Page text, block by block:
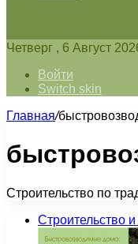
Четверг , 6 Август
Войти
Switch skin
Главная/
Строительство по
Строительство